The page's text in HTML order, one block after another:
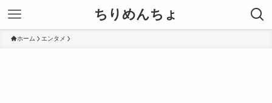
ちりめんちょ
ホーム エンタメ